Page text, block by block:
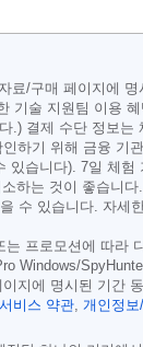
/구매 페이지에
술 지원팀 이용
결제 수단 정보
하기 위해 금융 기
습니다). 7일 체
하는 것이 좋습니
수 있습니다. 자세
프로모션에 따라
Windows/
에 명시된 기간
비스 약관, 개인정보